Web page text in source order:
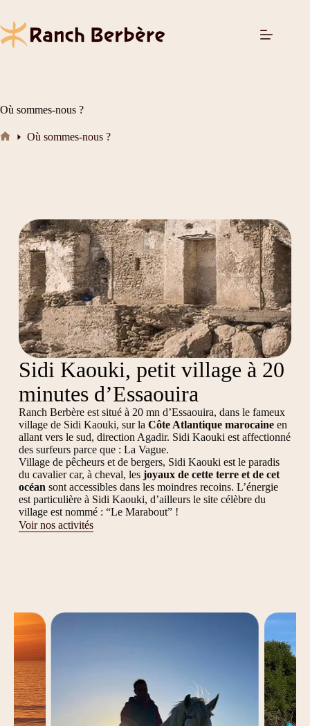
contenu
Où sommes-nous ?
Où sommes-nous ?
Sidi Kaouki, petit village à 20
minutes d’Essaouira
Ranch Berbère est situé à 20 mn d’Essaouira, dans le fameux
village de Sidi Kaouki, sur la Côte Atlantique marocaineen
allant vers le sud, direction Agadir. Sidi Kaouki est affectionné
des surfeurs parce que : La Vague.
Village de pêcheurs et de bergers, Sidi Kaouki est le paradis
du cavalier car, à cheval, les joyaux de cette terre et de cet
océan sont accessibles dans les moindres recoins. L’énergie
est particulière à Sidi Kaouki, d’ailleurs le site célèbre du
village est nommé : “Le Marabout” !
Voir nos activités